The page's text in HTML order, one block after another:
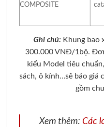
COMPOSITE
Ghi chú: Khung bao
300.000 VNĐ/1bộ.
kiểu Model tiêu
sách, ô kính…sẽ báo giá
gồm
Xem thêm: Các